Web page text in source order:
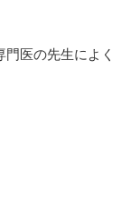
医の先生によく